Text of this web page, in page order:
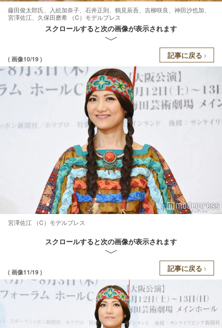
藤田俊太郎氏、入絵加奈子、石井正則、鶴見辰吾、吉柳咲良、神田沙也加、
宮澤佐江、久保田磨希 （C）モデルプレス
スクロールすると次の画像が表示されます
( 画像10/19 ) 記事に戻る
宮澤佐江 （C）モデルプレス
スクロールすると次の画像が表示されます
( 画像11/19 ) 記事に戻る